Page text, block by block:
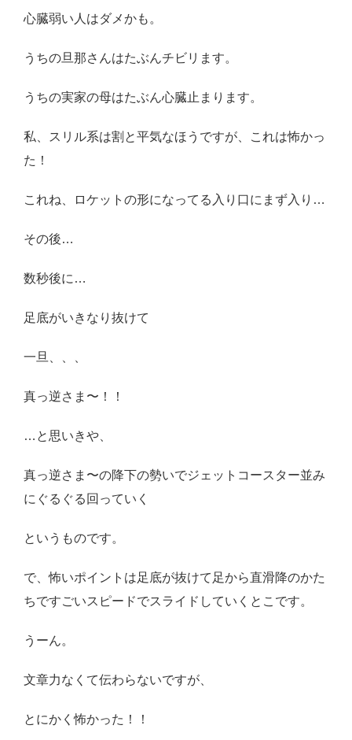
心臓弱い人はダメかも。
うちの旦那さんはたぶんチビリます。
うちの実家の母はたぶん心臓止まります。
私、スリル系は割と平気なほうですが、これは怖かっ
た！
これね、ロケットの形になってる入り口にまず入り…
その後…
数秒後に…
足底がいきなり抜けて
一旦、、、
真っ逆さま〜！！
…と思いきや、
真っ逆さま〜の降下の勢いでジェットコースター並み
にぐるぐる回っていく
というものです。
で、怖いポイントは足底が抜けて足から直滑降のかた
ちですごいスピードでスライドしていくとこです。
うーん。
文章力なくて伝わらないですが、
とにかく怖かった！！